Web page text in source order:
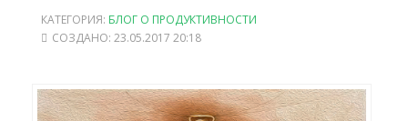
КАТЕГОРИЯ: БЛОГ О ПРОДУКТИВНОСТИ
СОЗДАНО: 23.05.2017 20:18